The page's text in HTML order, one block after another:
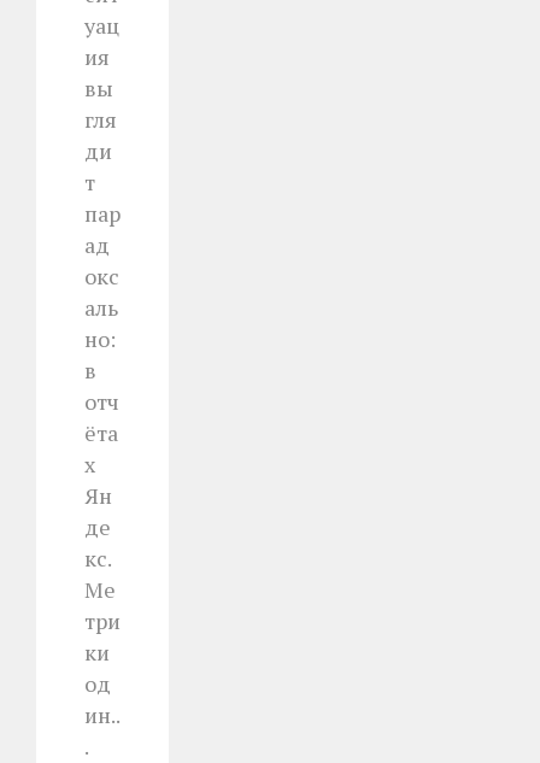
уац
ия
вы
гля
ди
т
пар
ад
окс
аль
но:
в
отч
ёта
х
Ян
де
кс.
Ме
три
ки
од
ин..
.